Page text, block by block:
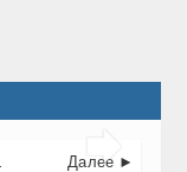

Далее ►